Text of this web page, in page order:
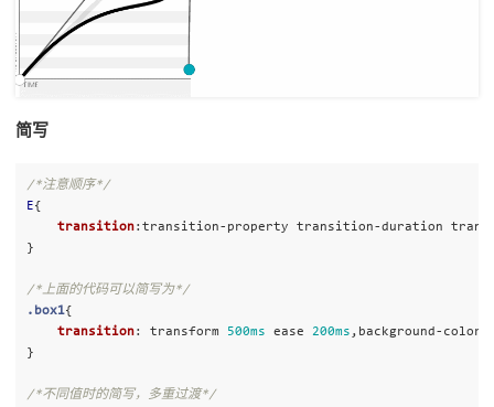
简写
/*注意顺序*/
E{
transition: transition-property transition-duration
}
/*上面的代码可以简写为*/
.box1{
transition: transform 500ms ease 200ms , background-color
}
/*不同值时的简写，多重过渡*/